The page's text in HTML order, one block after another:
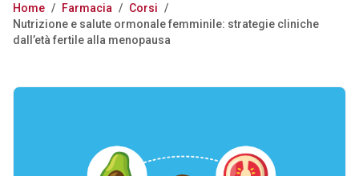
Home / Farmacia / Corsi /
Nutrizione e salute ormonale femminile: strategie cliniche
dall’età fertile alla menopausa